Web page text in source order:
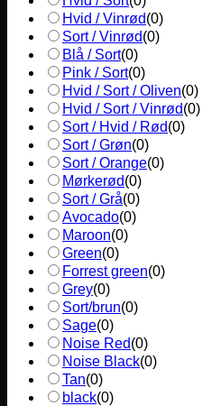
Hvid / Vinrød(0)
Sort / Vinrød(0)
Blå / Sort(0)
Pink / Sort(0)
Hvid / Sort / Oliven(0)
Hvid / Sort / Vinrød(0)
Sort / Hvid / Rød(0)
Sort / Grøn(0)
Sort / Orange(0)
Mørkerød(0)
Sort / Grå(0)
Avocado(0)
Maroon(0)
Green(0)
Forrest green(0)
Grey(0)
Sort/brun(0)
Sage(0)
Noise Red(0)
Noise Black(0)
Tan(0)
black(0)